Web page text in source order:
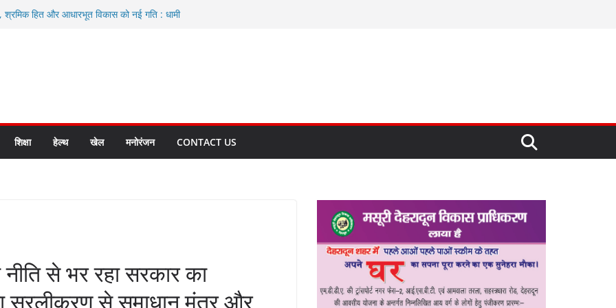
श्रमिक हित और आधारभूत विकास को नई गति : धामी
रहें अधिकारी: सीईओ
योजनाओं के लिए 80 करोड़ रुपए
वर्षा की संभावना, अलर्ट!
शिक्षा हेल्थ खेल मनोरंजन CONTACT US
से भर रहा सरकार का
सरलीकरण से समाधान मंत्र और